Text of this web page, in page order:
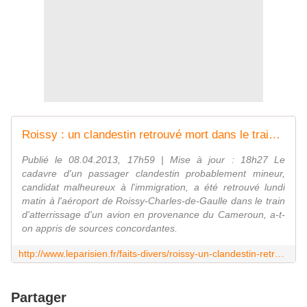
Roissy : un clandestin retrouvé mort dans le train d'atterrissage d'un avion
Publié le 08.04.2013, 17h59 | Mise à jour : 18h27 Le
cadavre d'un passager clandestin probablement mineur,
candidat malheureux à l'immigration, a été retrouvé lundi
matin à l'aéroport de Roissy-Charles-de-Gaulle dans le train
d'atterrissage d'un avion en provenance du Cameroun, a-t-
on appris de sources concordantes.
Partager